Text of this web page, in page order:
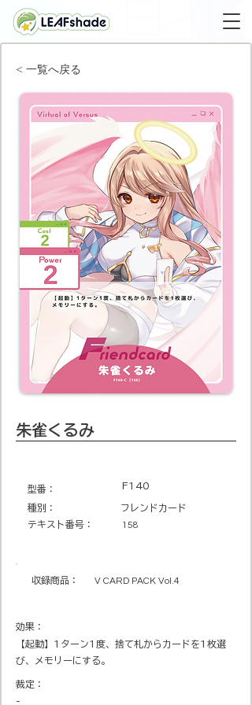
朱雀くるみ
​型番​： F140
種別：
フレンドカード
テキスト番号​：
158
収録商品​： V CARD PACK Vol.4
効果：
【起動】1ターン1度、捨て札からカードを1枚選
び、メモリーにする。
裁定：
-
< 一覧へ戻る